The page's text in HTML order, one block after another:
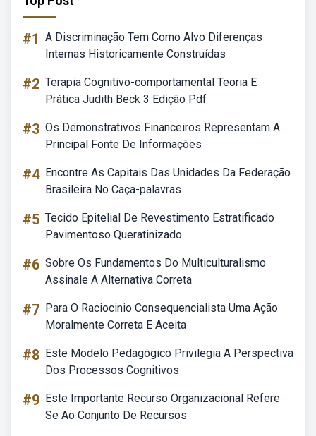
#1 A Discriminação Tem Como Alvo Diferenças
Internas Historicamente Construídas
#2 Terapia Cognitivo-comportamental Teoria E
Prática Judith Beck 3 Edição Pdf
#3 Os Demonstrativos Financeiros Representam A
Principal Fonte De Informações
#4 Encontre As Capitais Das Unidades Da Federação
Brasileira No Caça-palavras
#5 Tecido Epitelial De Revestimento Estratificado
Pavimentoso Queratinizado
#6 Sobre Os Fundamentos Do Multiculturalismo
Assinale A Alternativa Correta
#7 Para O Raciocinio Consequencialista Uma Ação
Moralmente Correta E Aceita
#8 Este Modelo Pedagógico Privilegia A Perspectiva
Dos Processos Cognitivos
#9 Este Importante Recurso Organizacional Refere
Se Ao Conjunto De Recursos